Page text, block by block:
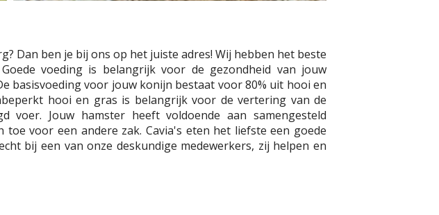
Dan ben je bij ons op het juiste adres! Wij hebben het beste
voeding is belangrijk voor de gezondheid van jouw
basisvoeding voor jouw konijn bestaat voor 80% uit hooi en
hooi en gras is belangrijk voor de vertering van de
Jouw hamster heeft voldoende aan samengesteld
voor een andere zak. Cavia's eten het liefste een goede
bij een van onze deskundige medewerkers, zij helpen en